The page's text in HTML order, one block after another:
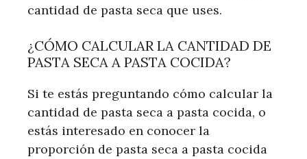
cantidad de pasta seca que uses.
¿CÓMO CALCULAR LA CANTIDAD DE
PASTA SECA A PASTA COCIDA?
Si te estás preguntando cómo calcular la
cantidad de pasta seca a pasta cocida, o
estás interesado en conocer la
proporción de pasta seca a pasta cocida